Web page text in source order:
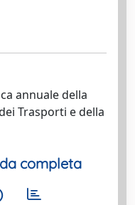
annuale della
Trasporti e della
completa